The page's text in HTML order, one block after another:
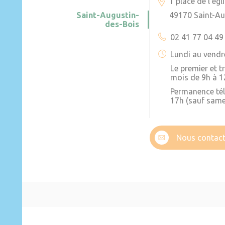
Saint-Augustin-
des-Bois
49170 Saint-
02 41 77 04 49
Lundi au
Le premier et
mois de 9h à
Permanence
17h (sauf
Nous